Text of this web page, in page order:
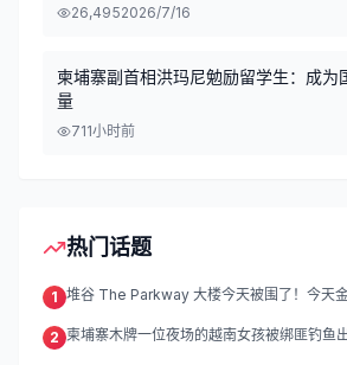
26,4952026/7/16
柬埔寨副首相洪玛尼勉励留学生：成为
量
711小时前
热门话题
1 堆谷 The Parkway 大楼今天被围了！今天
2 柬埔寨木牌一位夜场的越南女孩被绑匪钓鱼